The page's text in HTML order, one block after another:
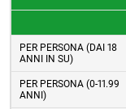
PER PERSONA (DAI 18
ANNI IN SU)
PER PERSONA (0-11.99
ANNI)